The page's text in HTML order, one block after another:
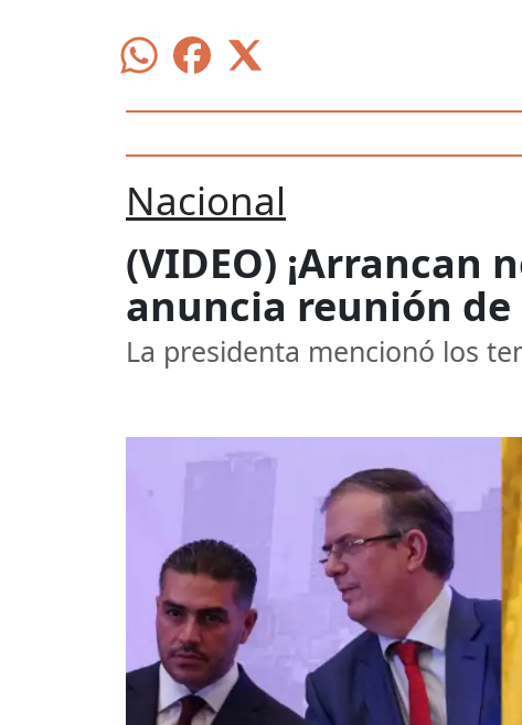
Nacional
(VIDEO) ¡Arrancan
anuncia reunión de
La presidenta mencionó los